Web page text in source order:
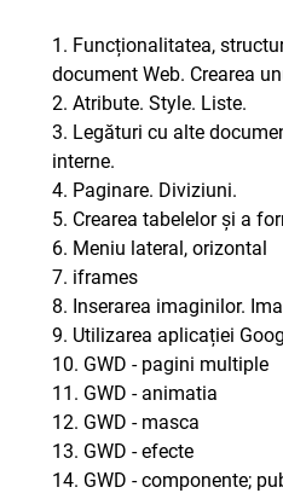
1. Funcționalitatea,
document Web. Crearea
2. Atribute. Style. Liste.
3. Legături cu alte
interne.
4. Paginare. Diviziuni.
5. Crearea tabelelor și a
6. Meniu lateral, orizontal
7. iframes
8. Inserarea imaginilor.
9. Utilizarea aplicației
10. GWD - pagini multiple
11. GWD - animatia
12. GWD - masca
13. GWD - efecte
14. GWD - componente;